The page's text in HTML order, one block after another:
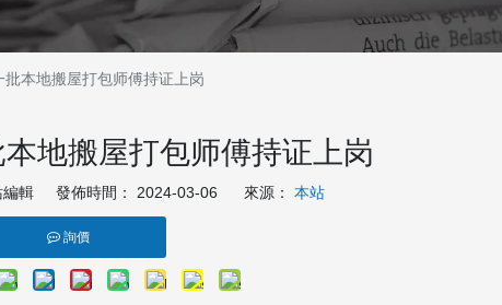
批本地搬屋打包师傅持证上岗
地搬屋打包师傅持证上岗
輯 發佈時間： 2024-03-06 來源： 本站
詢價